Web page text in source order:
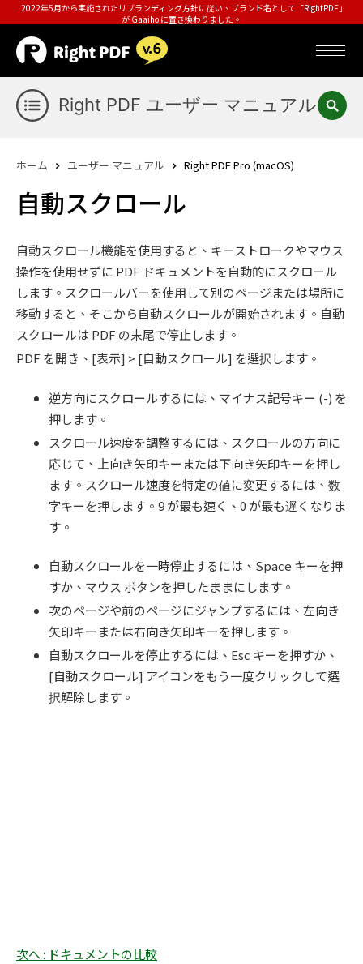
2022年5月から実施されたリブランディング方針に従い、ブランド名として「RightPDF」
が Gaaiho に置き換わりました。
Right PDF ユーザー マニュアル
ホーム ユーザー マニュアル Right PDF Pro (macOS)
自動スクロール
自動スクロール機能を使用すると、キーストロークやマウス
操作を使用せずに PDF ドキュメントを自動的にスクロール
します。スクロールバーを使用して別のページまたは場所に
移動すると、そこから自動スクロールが開始されます。自動
スクロールは PDF の末尾で停止します。
PDF を開き、[表示] > [自動スクロール] を選択します。
逆方向にスクロールするには、マイナス記号キー (-) を
押します。
スクロール速度を調整するには、スクロールの方向に
応じて、上向き矢印キーまたは下向き矢印キーを押し
ます。スクロール速度を特定の値に変更するには、数
字キーを押します。9 が最も速く、0 が最も遅くなりま
す。
自動スクロールを一時停止するには、Space キーを押
すか、マウス ボタンを押したままにします。
次のページや前のページにジャンプするには、左向き
矢印キーまたは右向き矢印キーを押します。
自動スクロールを停止するには、Esc キーを押すか、
[自動スクロール] アイコンをもう一度クリックして選
択解除します。
次へ : ドキュメントの比較